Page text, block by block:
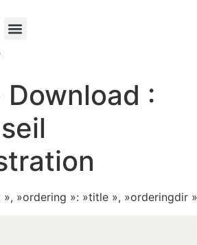
Download :
»ordering »: »title », »orderingdir